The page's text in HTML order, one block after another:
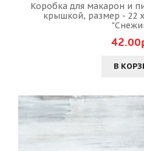
Коробка для макарон и
крышкой, размер - 22
В